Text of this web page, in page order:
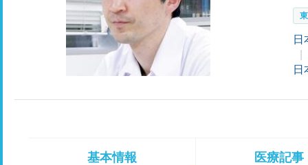
日
日
基本情報 医療記事